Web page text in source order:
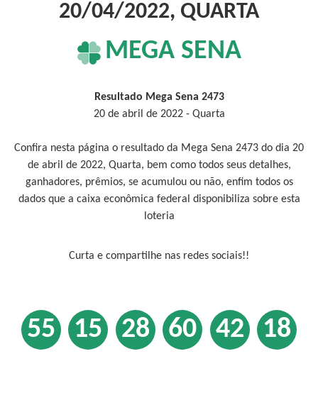
20/04/2022, QUARTA
MEGA SENA
Resultado Mega Sena 2473
20 de abril de 2022 - Quarta
Confira nesta página o resultado da Mega Sena 2473 do dia 20
de abril de 2022, Quarta, bem como todos seus detalhes,
ganhadores, prêmios, se acumulou ou não, enfim todos os
dados que a caixa econômica federal disponibiliza sobre esta
loteria
Curta e compartilhe nas redes sociais!!
55 15 28 60 42 18